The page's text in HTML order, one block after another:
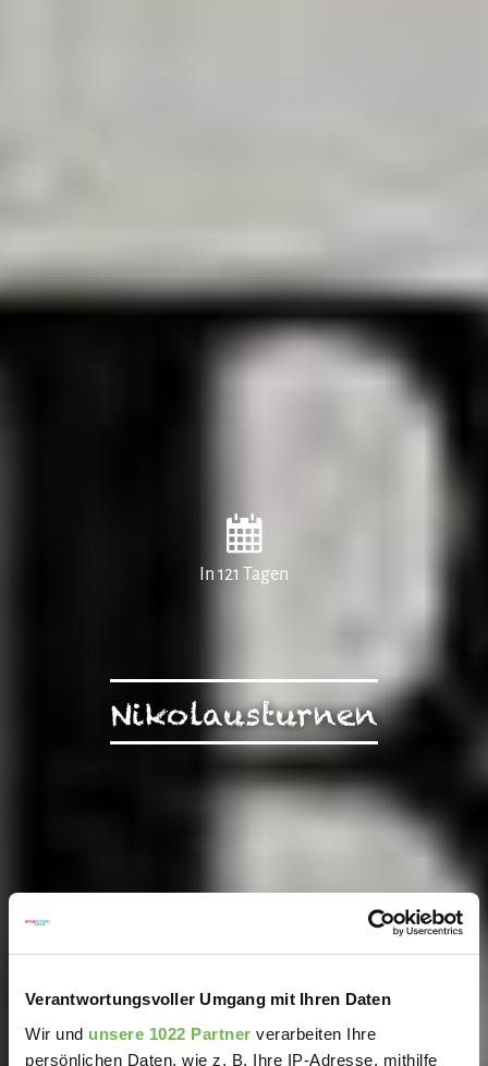
Verantwortungsvoller Umgang mit Ihren Daten
Wir und unsere 1022 Partner verarbeiten Ihre
persönlichen Daten, wie z. B. Ihre IP-Adresse, mithilfe
In 121 Tagen
Nikolausturnen